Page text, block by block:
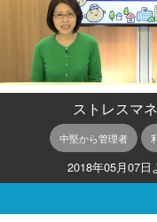
ストレスマ
中堅から管理者
2018年05月07日